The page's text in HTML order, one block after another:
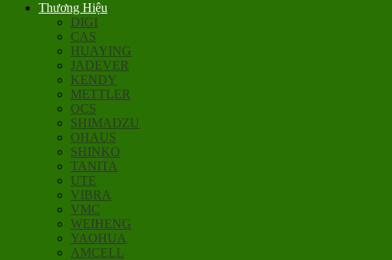
Thương Hiệu
DIGI
CAS
HUAYING
JADEVER
KENDY
METTLER
OCS
SHIMADZU
OHAUS
SHINKO
TANITA
UTE
VIBRA
VMC
WEIHENG
YAOHUA
AMCELL